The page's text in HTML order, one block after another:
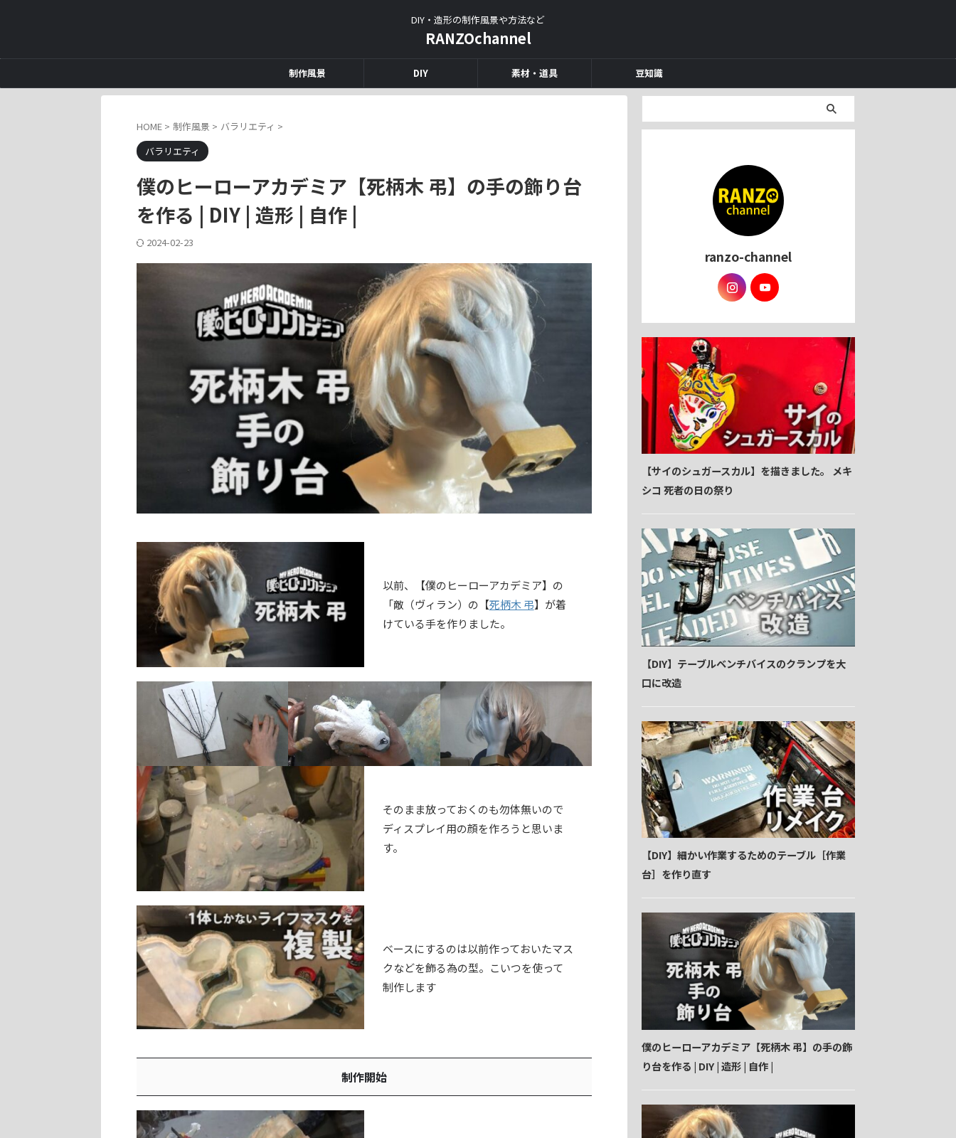
DIY・造形の制作風景や方法など
RANZOchannel
制作風景 DIY 素材・道具 豆知識
HOME > 制作風景 > バラリエティ >
バラリエティ
僕のヒーローアカデミア【死柄木 弔】の手の飾り台
を作る | DIY | 造形 | 自作 |
2024-02-23
以前、【僕のヒーローアカデミア】の
「敵（ヴィラン）の【死柄木 弔】が着
けている手を作りました。
そのまま放っておくのも勿体無いので
ディスプレイ用の顔を作ろうと思いま
す。
ベースにするのは以前作っておいたマス
クなどを飾る為の型。こいつを使って
制作します
制作開始
ranzo-channel
【サイのシュガースカル】を描きました。 メキ
シコ 死者の日の祭り
【DIY】テーブルベンチバイスのクランプを大
口に改造
【DIY】細かい作業するためのテーブル［作業
台］を作り直す
僕のヒーローアカデミア【死柄木 弔】の手の飾
り台を作る | DIY | 造形 | 自作 |